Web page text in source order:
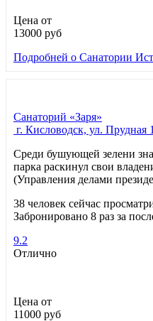
Цена от
13000 руб
Подробней о Санатории
Санаторий «Заря»
г. Кисловодск, ул. Прудная
Среди бушующей зелени
парка раскинул свои
(Управления делами
38 человек сейчас
Забронировано 8 раз за
9.2
Отлично
Цена от
11000 руб